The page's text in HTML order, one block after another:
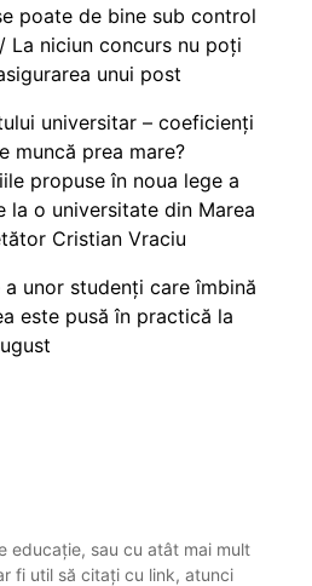
poate de bine sub control
niciun concurs nu poți
unui post
universitar – coeficienți
muncă prea mare?
propuse în noua lege a
la o universitate din Marea
Cristian Vraciu
unor studenți care îmbină
este pusă în practică la
educație, sau cu atât mai mult
fi util să citați cu link, atunci